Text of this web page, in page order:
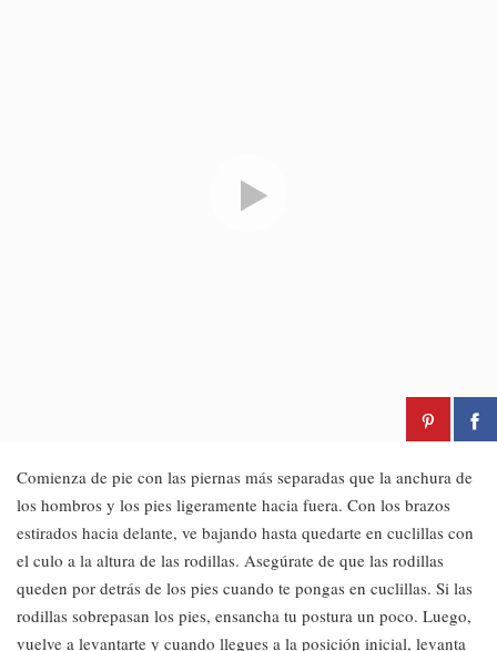
Comienza de pie con las piernas más separadas que la anchura de
los hombros y los pies ligeramente hacia fuera. Con los brazos
estirados hacia delante, ve bajando hasta quedarte en cuclillas con
el culo a la altura de las rodillas. Asegúrate de que las rodillas
queden por detrás de los pies cuando te pongas en cuclillas. Si las
rodillas sobrepasan los pies, ensancha tu postura un poco. Luego,
vuelve a levantarte y cuando llegues a la posición inicial, levanta